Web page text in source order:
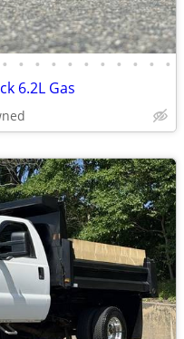
• • • • • • • • • • •
6.2L Gas